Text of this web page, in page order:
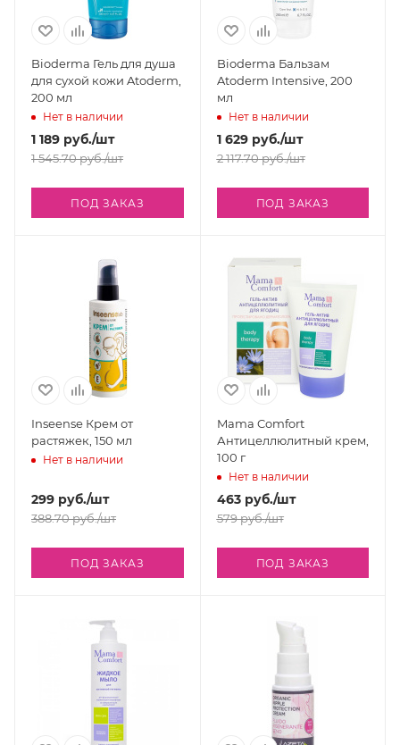
Bioderma Гель для душа
для сухой кожи Atoderm,
200 мл
Нет в наличии
1 189 руб./шт
1 545.70руб./шт
ПОД ЗАКАЗ
Bioderma Бальзам
Atoderm Intensive, 200
мл
Нет в наличии
1 629руб./шт
2 117.70руб./шт
ПОД ЗАКАЗ
Inseense Крем от
растяжек, 150 мл
Нет в наличии
299 руб./шт
388.70руб./шт
ПОД ЗАКАЗ
Mama Comfort
Антицеллюлитный крем,
100 г
Нет в наличии
463руб./шт
579руб./шт
ПОД ЗАКАЗ